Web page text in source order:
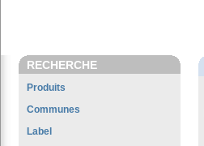
RECHERCHE
Produits
Communes
Label